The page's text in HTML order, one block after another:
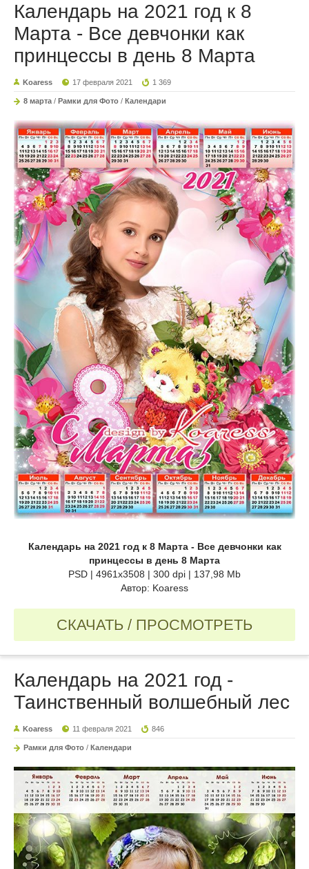
Календарь на 2021 год к 8
Марта - Все девчонки как
принцессы в день 8 Марта
Koaress 17 февраля 2021 1 369
8 марта / Рамки для Фото / Календари
Календарь на 2021 год к 8 Марта - Все девчонки как
принцессы в день 8 Марта
PSD | 4961x3508 | 300 dpi | 137,98 Mb
Автор: Koaress
СКАЧАТЬ / ПРОСМОТРЕТЬ
Календарь на 2021 год -
Таинственный волшебный лес
Koaress 11 февраля 2021 846
Рамки для Фото / Календари